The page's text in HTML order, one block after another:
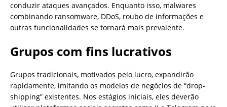
conduzir ataques avançados. Enquanto isso, malwares
combinando ransomware, DDoS, roubo de informações e
outras funcionalidades se tornará mais prevalente.
Grupos com fins lucrativos
Grupos tradicionais, motivados pelo lucro, expandirão
rapidamente, imitando os modelos de negócios de “drop-
shipping” existentes. Nos estágios iniciais, eles deverão